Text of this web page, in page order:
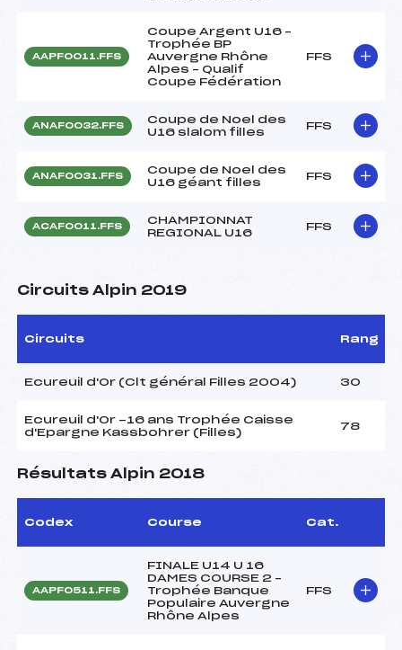
AAPF0011.FFS
Coupe Argent U16 –
Trophée BP
Auvergne Rhône
Alpes – Qualif
Coupe Fédération
FFS
ANAF0032.FFS
Coupe de Noel des
U16 slalom filles
FFS
ANAF0031.FFS
Coupe de Noel des
U16 géant filles
FFS
ACAF0011.FFS
CHAMPIONNAT
REGIONAL U16
FFS
Circuits Alpin 2019
Circuits Rang
Ecureuil d'Or (Clt général Filles 2004) 30
Ecureuil d'Or -16 ans Trophée Caisse
d'Epargne Kassbohrer (Filles)
78
Résultats Alpin 2018
Codex Course Cat.
AAPF0511.FFS
FINALE U14 U 16
DAMES COURSE 2 –
Trophée Banque
Populaire Auvergne
Rhône Alpes
FFS